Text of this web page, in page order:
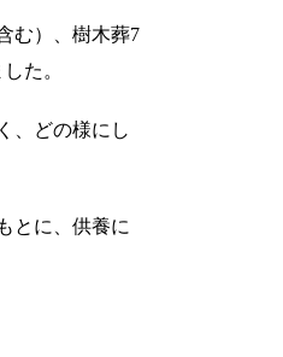
む）、樹木葬7
た。
、どの様にし
とに、供養に